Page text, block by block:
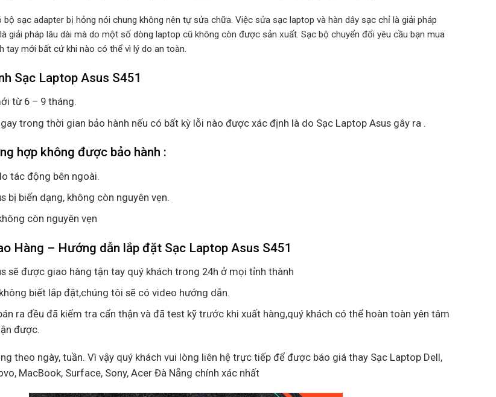
bộ sạc adapter bị hỏng nói chung không nên tự sửa chữa. Việc sửa sạc laptop và hàn dây sạc chỉ là giải pháp
giải pháp lâu dài mà do một số dòng laptop cũ không còn được sản xuất. Sạc bộ chuyển đổi yêu cầu bạn mua
tay mới bất cứ khi nào có thể vì lý do an toàn.
Sạc Laptop Asus S451
từ 6 – 9 tháng.
trong thời gian bảo hành nếu có bất kỳ lỗi nào được xác định là do Sạc Laptop Asus gây ra .
hợp không được bảo hành :
tác động bên ngoài.
bị biến dạng, không còn nguyên vẹn.
còn nguyên vẹn
Hàng – Hướng dẫn lắp đặt Sạc Laptop Asus S451
sẽ được giao hàng tận tay quý khách trong 24h ở mọi tỉnh thành
biết lắp đặt,chúng tôi sẽ có video hướng dẫn.
ra đều đã kiểm tra cẩn thận và đã test kỹ trước khi xuất hàng,quý khách có thể hoàn toàn yên tâm
được.
theo ngày, tuần. Vì vậy quý khách vui lòng liên hệ trực tiếp để được báo giá thay Sạc Laptop Dell,
MacBook, Surface, Sony, Acer Đà Nẵng chính xác nhất